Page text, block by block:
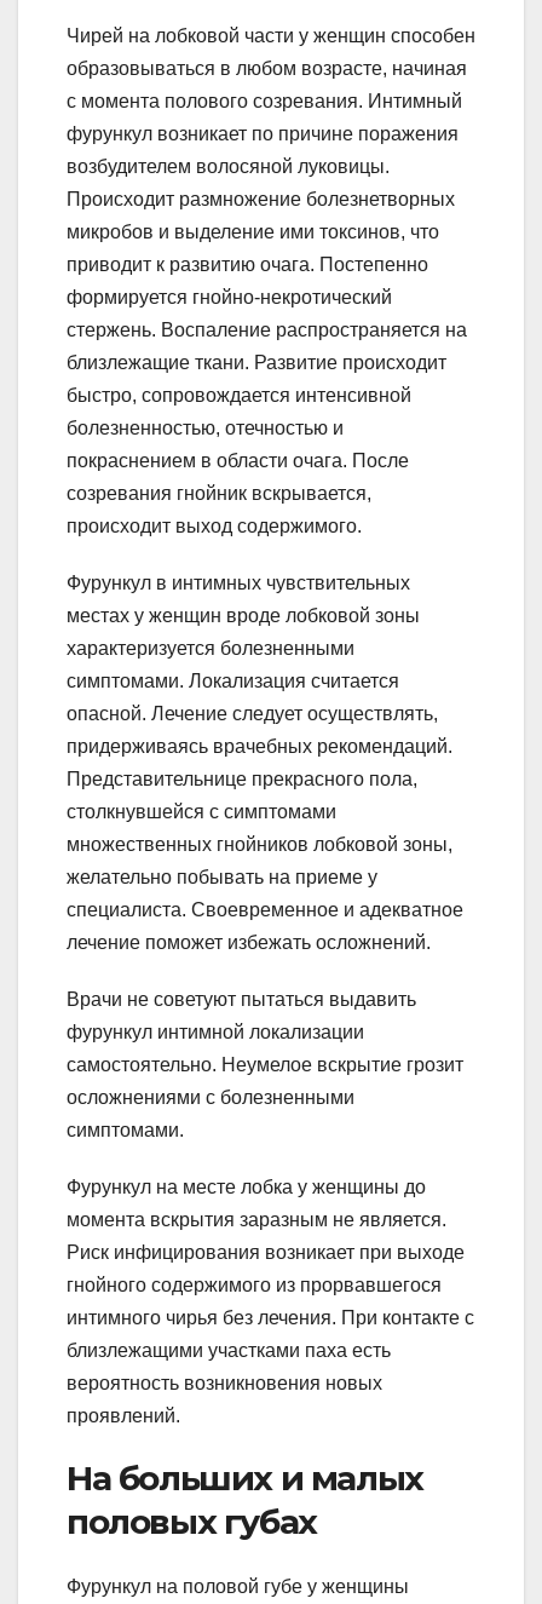
Чирей на лобковой части у женщин способен
образовываться в любом возрасте, начиная
с момента полового созревания. Интимный
фурункул возникает по причине поражения
возбудителем волосяной луковицы.
Происходит размножение болезнетворных
микробов и выделение ими токсинов, что
приводит к развитию очага. Постепенно
формируется гнойно-некротический
стержень. Воспаление распространяется на
близлежащие ткани. Развитие происходит
быстро, сопровождается интенсивной
болезненностью, отечностью и
покраснением в области очага. После
созревания гнойник вскрывается,
происходит выход содержимого.
Фурункул в интимных чувствительных
местах у женщин вроде лобковой зоны
характеризуется болезненными
симптомами. Локализация считается
опасной. Лечение следует осуществлять,
придерживаясь врачебных рекомендаций.
Представительнице прекрасного пола,
столкнувшейся с симптомами
множественных гнойников лобковой зоны,
желательно побывать на приеме у
специалиста. Своевременное и адекватное
лечение поможет избежать осложнений.
Врачи не советуют пытаться выдавить
фурункул интимной локализации
самостоятельно. Неумелое вскрытие грозит
осложнениями с болезненными
симптомами.
Фурункул на месте лобка у женщины до
момента вскрытия заразным не является.
Риск инфицирования возникает при выходе
гнойного содержимого из прорвавшегося
интимного чирья без лечения. При контакте с
близлежащими участками паха есть
вероятность возникновения новых
проявлений.
На больших и малых
половых губах
Фурункул на половой губе у женщины